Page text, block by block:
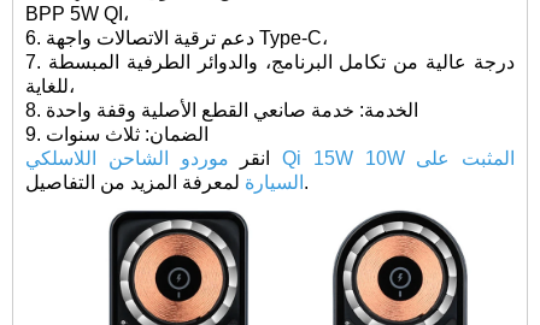
BPP 5W QI،
6. دعم ترقية الاتصالات واجهة Type-C،
7. درجة عالية من تكامل البرنامج، والدوائر الطرفية المبسطة
للغاية،
8. الخدمة: خدمة صانعي القطع الأصلية وقفة واحدة
9. الضمان: ثلاث سنوات
انقر
موردو الشاحن اللاسلكي Qi 15W 10W المثبت على
السيارة لمعرفة المزيد من التفاصيل.